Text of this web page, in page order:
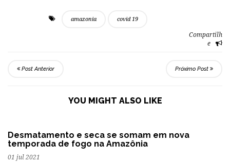
amazonia covid 19
Compartilh
e
Post Anterior Próximo Post
YOU MIGHT ALSO LIKE
Desmatamento e seca se somam em nova
temporada de fogo na Amazônia
01 jul 2021